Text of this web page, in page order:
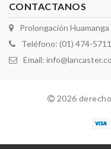
CONTACTANOS
Prolongación
Teléfono: (01) 474-
Email:
2026